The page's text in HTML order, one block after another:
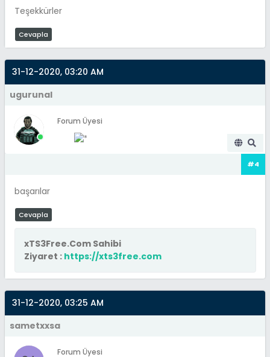
Teşekkürler
Cevapla
31-12-2020, 03:20 AM
ugurunal
Forum Üyesi
#4
başarılar
Cevapla
xTS3Free.Com Sahibi
Ziyaret : https://xts3free.com
31-12-2020, 03:25 AM
sametxxsa
Forum Üyesi